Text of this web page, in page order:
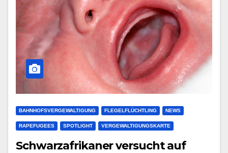
BAHNHOFSVERGEWALTIGUNG FLEGELFLÜCHTLING NEWS
RAPEFUGEES SPOTLIGHT VERGEWALTIGUNGSKARTE
Schwarzafrikaner versucht auf